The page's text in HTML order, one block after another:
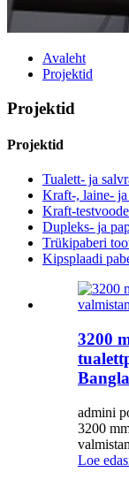
Avaleht
Projektid
Projektid
Projektid
Tualett- ja
Kraft-, laine-
Kraft-
Dupleks- ja
Trükipaberi
Kipsplaadi
3200
admini
3200
Loe